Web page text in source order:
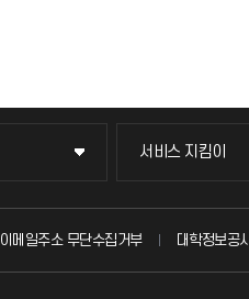
서비스 지킴이
서비스 지킴이
묻고 답하기
이메일주소 무단수집거부 대학정보공시